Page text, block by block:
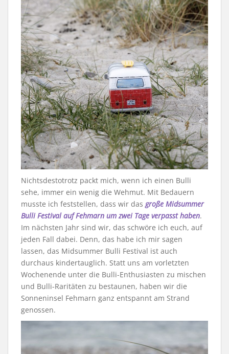
Nichtsdestotrotz packt mich, wenn ich einen Bulli
sehe, immer ein wenig die Wehmut. Mit Bedauern
musste ich feststellen, dass wir das große Midsummer
Bulli Festival auf Fehmarn um zwei Tage verpasst haben.
Im nächsten Jahr sind wir, das schwöre ich euch, auf
jeden Fall dabei. Denn, das habe ich mir sagen
lassen, das Midsummer Bulli Festival ist auch
durchaus kindertauglich. Statt uns am vorletzten
Wochenende unter die Bulli-Enthusiasten zu mischen
und Bulli-Raritäten zu bestaunen, haben wir die
Sonneninsel Fehmarn ganz entspannt am Strand
genossen.